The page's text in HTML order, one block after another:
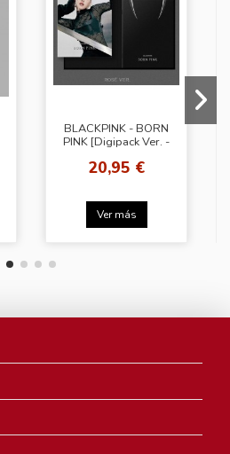
BLACKPINK - BORN
PINK [Digipack Ver. -
20,95 €
Ver más